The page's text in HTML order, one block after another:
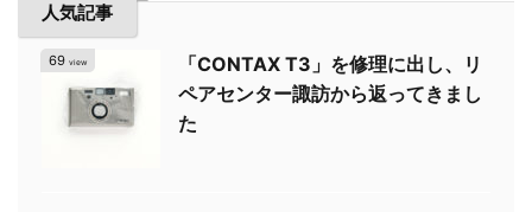
人気記事
69 view
「CONTAX T3」を修理に出し、リ
ペアセンター諏訪から返ってきまし
た